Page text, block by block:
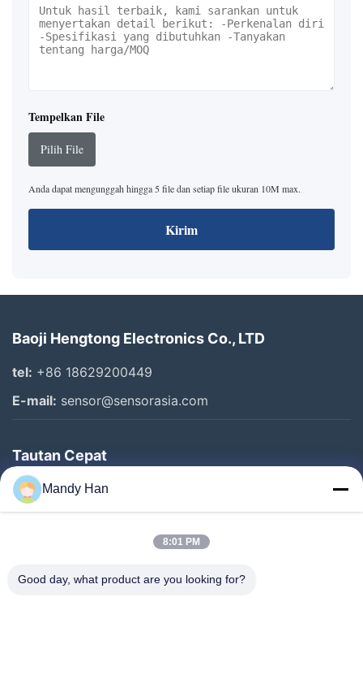
Tempelkan File
Pilih File
Anda dapat mengunggah hingga 5 file dan setiap file ukuran 10M max.
Kirim
Baoji Hengtong Electronics Co., LTD
tel: +86 18629200449
E-mail: sensor@sensorasia.com
Tautan Cepat
Rumah
Produk
Tentang Kami
Mandy Han
8:01 PM
Good day, what product are you looking for?